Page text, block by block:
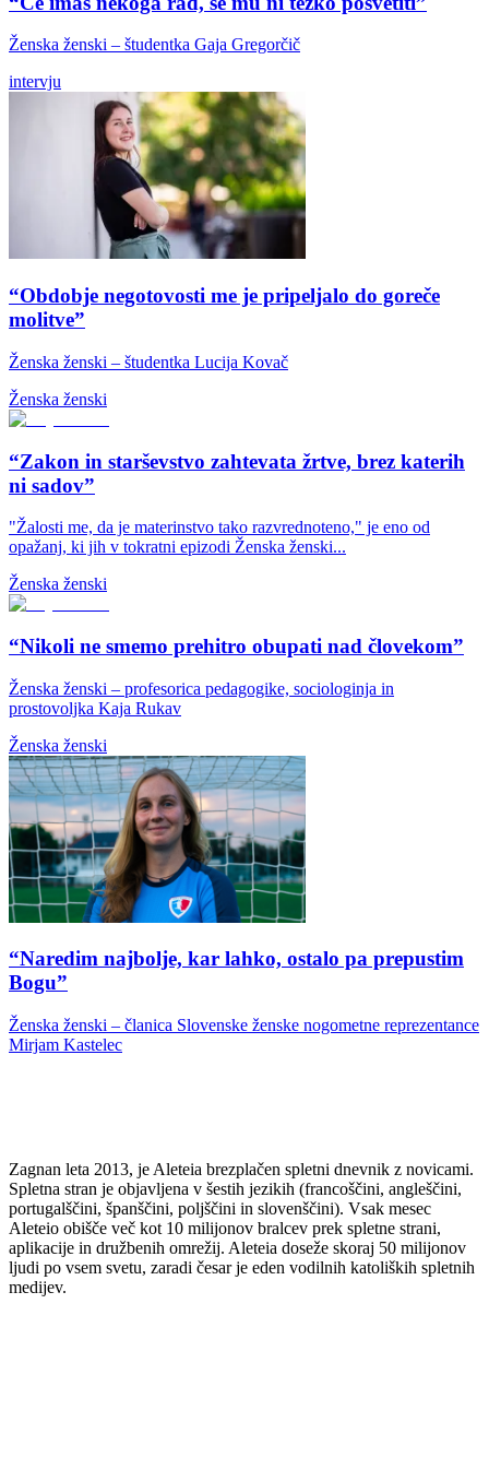
Ženska ženski – študentka Gaja Gregorčič
intervju
“Obdobje negotovosti me je pripeljalo do goreče
molitve”
Ženska ženski – študentka Lucija Kovač
Ženska ženski
“Zakon in starševstvo zahtevata žrtve, brez katerih
ni sadov”
"Žalosti me, da je materinstvo tako razvrednoteno," je eno od
opažanj, ki jih v tokratni epizodi Ženska ženski...
Ženska ženski
“Nikoli ne smemo prehitro obupati nad človekom”
Ženska ženski – profesorica pedagogike, sociologinja in
prostovoljka Kaja Rukav
Ženska ženski
“Naredim najbolje, kar lahko, ostalo pa prepustim
Bogu”
Ženska ženski – članica Slovenske ženske nogometne reprezentance
Mirjam Kastelec
Zagnan leta 2013, je Aleteia brezplačen spletni dnevnik z novicami.
Spletna stran je objavljena v šestih jezikih (francoščini, angleščini,
portugalščini, španščini, poljščini in slovenščini). Vsak mesec
Aleteio obišče več kot 10 milijonov bralcev prek spletne strani,
aplikacije in družbenih omrežij. Aleteia doseže skoraj 50 milijonov
ljudi po vsem svetu, zaradi česar je eden vodilnih katoliških spletnih
medijev.